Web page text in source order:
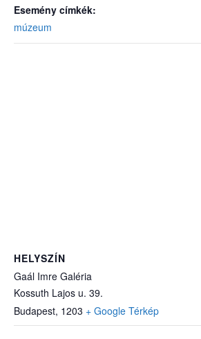
Esemény címkék:
múzeum
HELYSZÍN
Gaál Imre Galéria
Kossuth Lajos u. 39.
Budapest, 1203 + Google Térkép